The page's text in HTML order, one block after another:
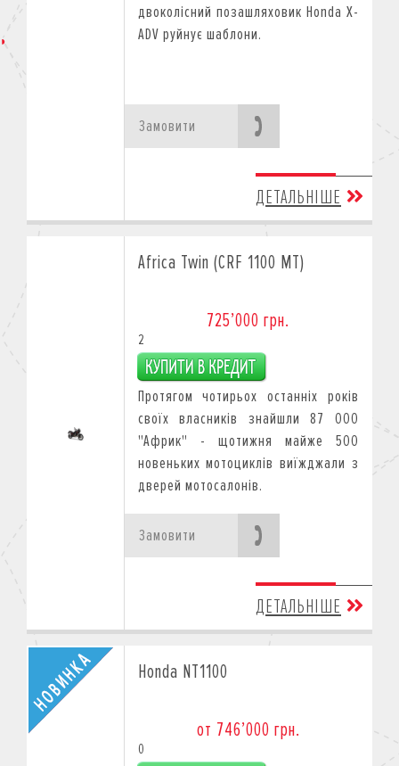
двоколісний позашляховик Honda X-
ADV руйнує шаблони.
Замовити
ДЕТАЛЬНІШЕ
Africa Twin (CRF 1100 MT)
725’000 грн.
2
Протягом чотирьох останніх років
своїх власників знайшли 87 000
"Африк" - щотижня майже 500
новеньких мотоциклів виїжджали з
дверей мотосалонів.
Замовити
ДЕТАЛЬНІШЕ
Honda NT1100
от 746’000 грн.
0